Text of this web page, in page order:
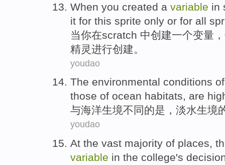
When you created a variable in
it for this sprite only or for all
当你在scratch 中创建一个变量
精灵进行创建。
youdao
The environmental conditions of
those of ocean habitats, are
与海洋生境不同的是 ， 淡水生境
youdao
At the vast majority of places,
variable in the college's